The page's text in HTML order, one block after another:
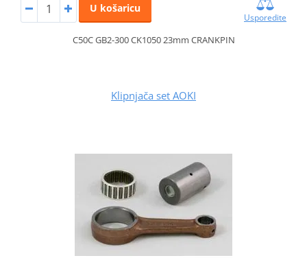
U košaricu
Usporedite
C50C GB2-300 CK1050 23mm CRANKPIN
Klipnjača set AOKI